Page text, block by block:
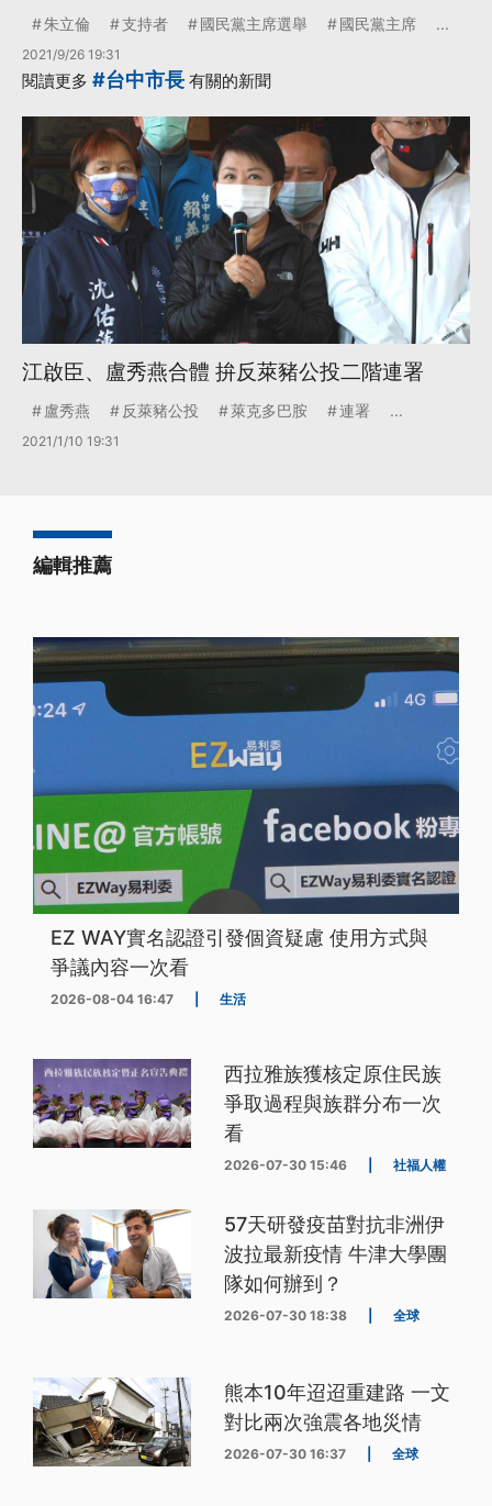
朱立倫 支持者 國民黨主席選舉 國民黨主席 ...
2021/9/26 19:31
閱讀更多 #台中市長 有關的新聞
江啟臣、盧秀燕合體 拚反萊豬公投二階連署
盧秀燕 反萊豬公投 萊克多巴胺 連署 ...
2021/1/10 19:31
編輯推薦
EZ WAY實名認證引發個資疑慮 使用方式與
爭議內容一次看
2026-08-04 16:47 生活
西拉雅族獲核定原住民族
爭取過程與族群分布一次
看
2026-07-30 15:46 社福人權
57天研發疫苗對抗非洲伊
波拉最新疫情 牛津大學團
隊如何辦到？
2026-07-30 18:38 全球
熊本10年迢迢重建路 一文
對比兩次強震各地災情
2026-07-30 16:37 全球